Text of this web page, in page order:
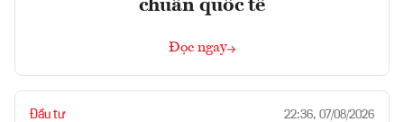
chuẩn quốc tế
Đọc ngay
Đầu tư 22:36, 07/08/2026